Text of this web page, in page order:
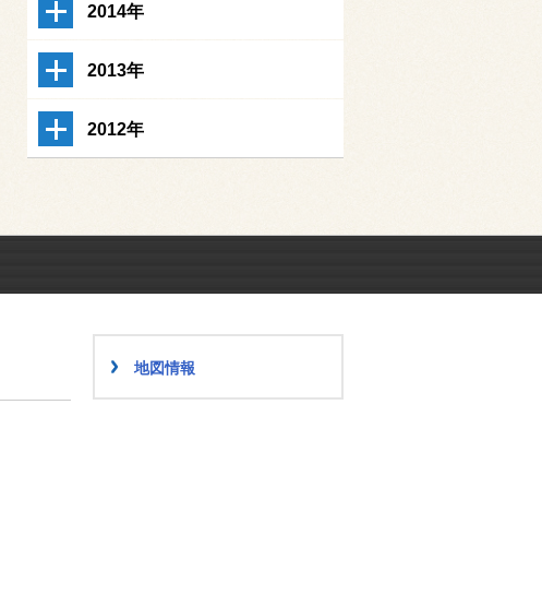
2014年
2013年
2012年
地図情報